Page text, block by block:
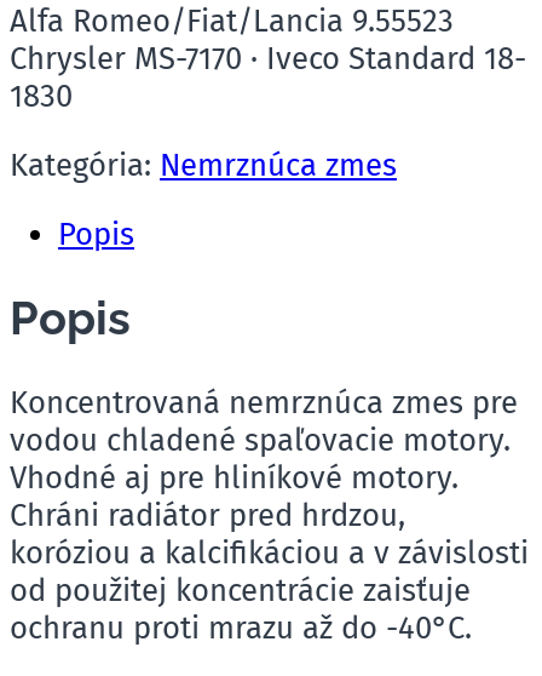
Alfa Romeo/Fiat/Lancia 9.55523
Chrysler MS-7170 · Iveco Standard 18-
1830
Kategória: Nemrznúca zmes
Popis
Popis
Koncentrovaná nemrznúca zmes pre
vodou chladené spaľovacie motory.
Vhodné aj pre hliníkové motory.
Chráni radiátor pred hrdzou,
koróziou a kalcifikáciou a v závislosti
od použitej koncentrácie zaisťuje
ochranu proti mrazu až do -40°C.